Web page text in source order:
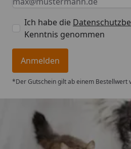
Ich habe die
Kenntnis genommen
Anmelden
*Der Gutschein gilt ab einem Bestellwert
Trusted